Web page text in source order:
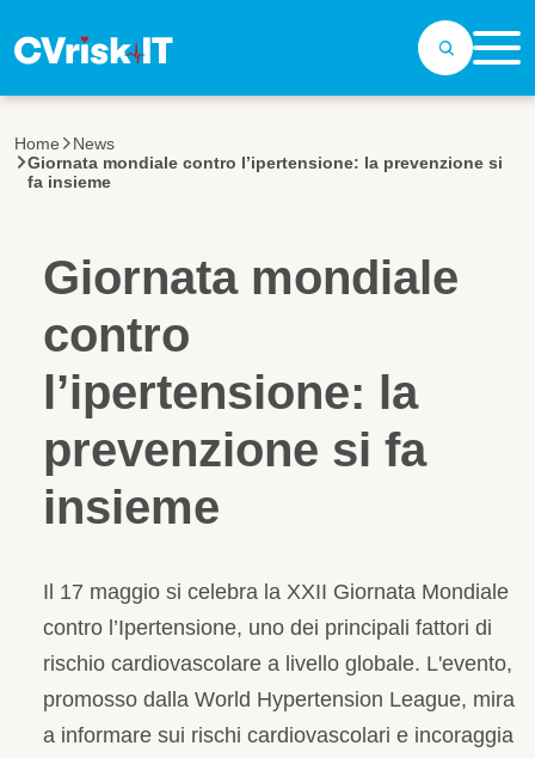
Home
News
Giornata mondiale contro l’ipertensione: la prevenzione si
fa insieme
Giornata mondiale
contro
l’ipertensione: la
prevenzione si fa
insieme
Il 17 maggio si celebra la XXII Giornata Mondiale
contro l’Ipertensione, uno dei principali fattori di
rischio cardiovascolare a livello globale. L'evento,
promosso dalla World Hypertension League, mira
a informare sui rischi cardiovascolari e incoraggia